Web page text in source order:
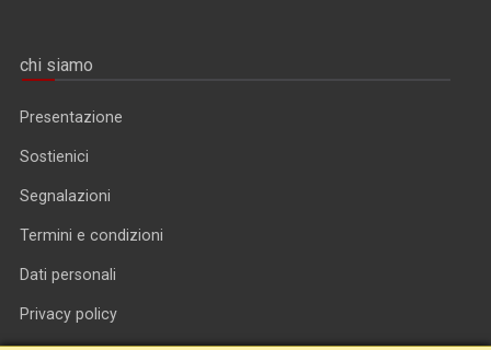
chi siamo
Presentazione
Sostienici
Segnalazioni
Termini e condizioni
Dati personali
Privacy policy